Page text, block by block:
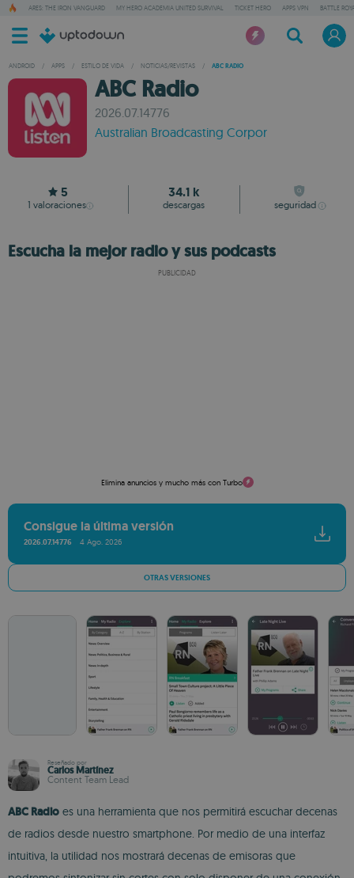
ARES: THE IRON VANGUARD MY HERO ACADEMIA UNITED SURVIVAL TICKET HERO APPS VPN BATTLE
ANDROID / APPS / ESTILO DE VIDA / NOTICIAS/REVISTAS / ABC RADIO
ABC Radio
2026.07.14776
Australian Broadcasting Corpor
5
1 valoraciones
34.1 k
descargas seguridad
Escucha la mejor radio y sus podcasts
PUBLICIDAD
Elimina anuncios y mucho más con Turbo
Consigue la última versión
2026.07.14776 4 Ago. 2026
OTRAS VERSIONES
Reseñado por
Carlos Martínez
Content Team Lead
ABC Radio es una herramienta que nos permitirá escuchar decenas
de radios desde nuestro smartphone. Por medio de una interfaz
intuitiva, la utilidad nos mostrará decenas de emisoras que